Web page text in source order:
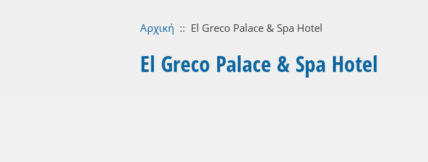
Αρχική :: El Greco Palace & Spa Hotel
El Greco Palace & Spa Hotel